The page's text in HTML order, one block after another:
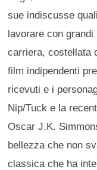
sue indiscusse
lavorare con
carriera, costellata
film indipendenti
ricevuti e i
Nip/Tuck e la
Oscar J.K.
bellezza che non
classica che ha